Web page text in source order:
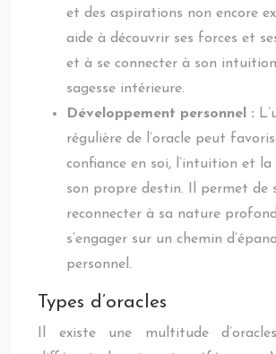
et des aspirations non encore
aide à découvrir ses forces et
et à se connecter à son
sagesse intérieure.
Développement personnel :
régulière de l’oracle peut
confiance en soi, l’intuition et la
son propre destin. Il permet de
reconnecter à sa nature
s’engager sur un chemin
personnel.
Types d’oracles
Il existe une multitude